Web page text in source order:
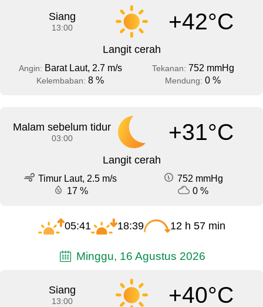
Siang
13:00 +42°C
Langit cerah
Angin: Barat Laut, 2.7 m/s Tekanan: 752 mmHg
Kelembaban: 8 % Mendung: 0 %
Malam sebelum tidur
03:00 +31°C
Langit cerah
Timur Laut, 2.5 m/s
752 mmHg
17 %
0 %
05:41 18:39 12 h 57 min
Minggu, 16 Agustus 2026
Siang
13:00 +40°C